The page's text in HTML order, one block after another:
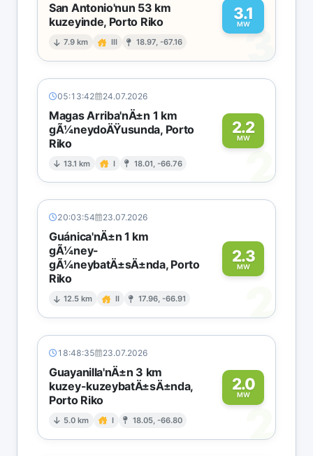
San Antonio'nun 53 km
kuzeyinde, Porto Riko
7.9 km III 18.97, -67.16
3.1
MW
3
05:13:42 24.07.2026
Magas Arriba'nÄ±n 1 km
gÃ¼neydoÄŸusunda, Porto
Riko
13.1 km I 18.01, -66.76
2.2
MW
2
20:03:54 23.07.2026
Guánica'nÄ±n 1 km
gÃ¼ney-
gÃ¼neybatÄ±sÄ±nda, Porto
Riko
12.5 km II 17.96, -66.91
2.3
MW
2
18:48:35 23.07.2026
Guayanilla'nÄ±n 3 km
kuzey-kuzeybatÄ±sÄ±nda,
Porto Riko
5.0 km I 18.05, -66.80
2.0
MW
2